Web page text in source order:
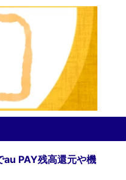
au PAY残高還元や機